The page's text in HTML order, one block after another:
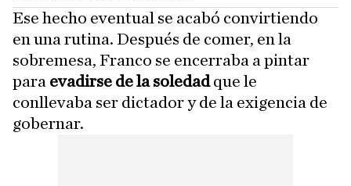
Ese hecho eventual se acabó convirtiendo
en una rutina. Después de comer, en la
sobremesa, Franco se encerraba a pintar
para evadirse de la soledadque le
conllevaba ser dictador y de la exigencia de
gobernar.